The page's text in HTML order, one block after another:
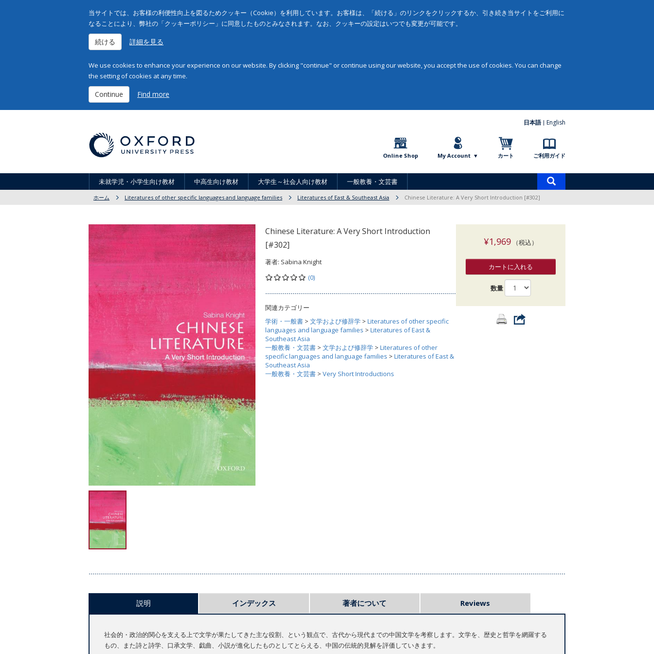
当サイトでは、お客様の利便性向上を図るためクッキー（Cookie）を利用しています。お客様は、「続ける」のリンクをクリックするか、引き続き当サイトをご利用に
なることにより、弊社の「クッキーポリシー」に同意したものとみなされます。なお、クッキーの設定はいつでも変更が可能です。
続ける 詳細を見る
We use cookies to enhance your experience on our website. By clicking "continue" or continue using our website, you accept the use of cookies. You can change
the setting of cookies at any time.
Continue Find more
日本語 English
Online Shop My Account カート ご利用ガイド
未就学児・小学生向け教材 中高生向け教材 大学生～社会人向け教材 一般教養・文芸書
索
ホーム Literatures of other specific languages and language families Literatures of East & Southeast Asia Chinese Literature: A Very Short Introduction [#302]
Chinese Literature: A Very Short Introduction
[#302]
著者: Sabina Knight
(0)
関連カテゴリー
学術・一般書 > 文学および修辞学 > Literatures of other specific
languages and language families > Literatures of East &
Southeast Asia
一般教養・文芸書 > 文学および修辞学 > Literatures of other
specific languages and language families > Literatures of East &
Southeast Asia
一般教養・文芸書 > Very Short Introductions
¥1,969（税込）
カートに入れる
数量
説明 インデックス 著者について Reviews
社会的・政治的関心を支える上で文学が果たしてきた主な役割、という観点で、古代から現代までの中国文学を考察します。文学を、歴史と哲学を網羅する
もの、また詩と詩学、口承文学、戯曲、小説が進化したものとしてとらえる、中国の伝統的見解を評価していきます。